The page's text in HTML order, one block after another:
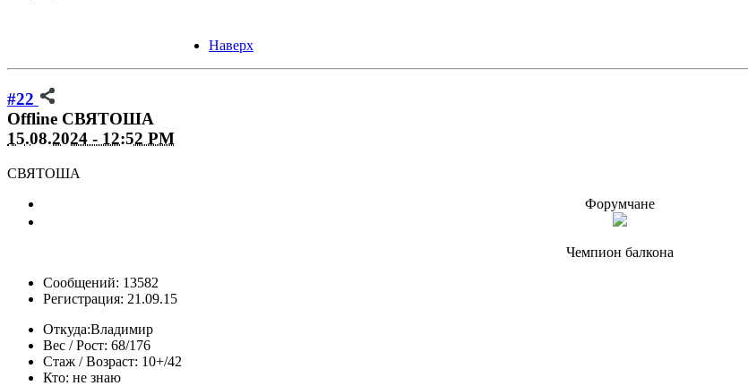
Наверх
#22
Offline СВЯТОША
15.08.2024 - 12:52 PM
СВЯТОША
Форумчане
Чемпион балкона
Сообщений: 13582
Регистрация: 21.09.15
Откуда:Владимир
Вес / Рост: 68/176
Стаж / Возраст: 10+/42
Кто: не знаю